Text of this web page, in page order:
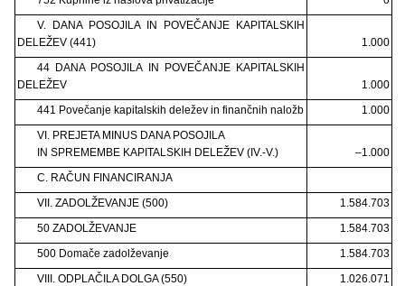
V. DANA POSOJILA IN POVEČANJE KAPITALSKIH
DELEŽEV (441)
1.000
44 DANA POSOJILA IN POVEČANJE KAPITALSKIH
DELEŽEV
1.000
441 Povečanje kapitalskih deležev in finančnih naložb
1.000
VI. PREJETA MINUS DANA POSOJILA
IN SPREMEMBE KAPITALSKIH DELEŽEV (IV.-V.)
–1.000
C. RAČUN FINANCIRANJA
VII. ZADOLŽEVANJE (500)
1.584.703
50 ZADOLŽEVANJE
1.584.703
500 Domače zadolževanje
1.584.703
VIII. ODPLAČILA DOLGA (550)
1.026.071